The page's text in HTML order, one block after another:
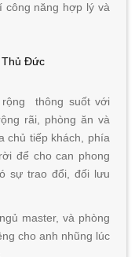
năng hợp lý và
Thủ Đức
rộng thông suốt với
rãi, phòng ăn và
chủ tiếp khách, phía
để cho can phong
sự trao đổi, đối lưu
master, và phòng
cho anh nhũng lúc